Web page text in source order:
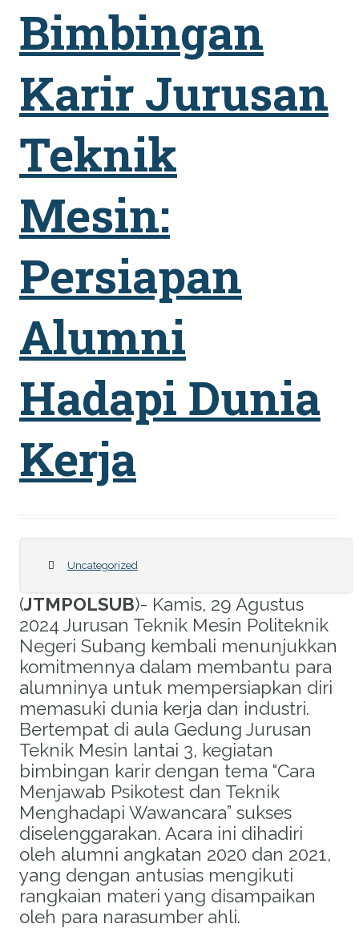
Bimbingan
Karir Jurusan
Teknik
Mesin:
Persiapan
Alumni
Hadapi Dunia
Kerja
Uncategorized
(JTMPOLSUB)- Kamis, 29 Agustus
2024 Jurusan Teknik Mesin Politeknik
Negeri Subang kembali menunjukkan
komitmennya dalam membantu para
alumninya untuk mempersiapkan diri
memasuki dunia kerja dan industri.
Bertempat di aula Gedung Jurusan
Teknik Mesin lantai 3, kegiatan
bimbingan karir dengan tema “Cara
Menjawab Psikotest dan Teknik
Menghadapi Wawancara” sukses
diselenggarakan. Acara ini dihadiri
oleh alumni angkatan 2020 dan 2021,
yang dengan antusias mengikuti
rangkaian materi yang disampaikan
oleh para narasumber ahli.